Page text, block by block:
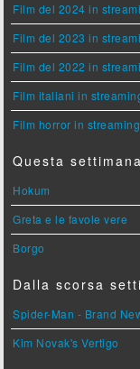
Film del 2024 in
Film del 2023 in
Film del 2022 in
Film italiani in
Film horror in streaming
Questa
Hokum
Greta e le favole vere
Borgo
Dalla scorsa
Spider-Man - Brand
Kim Novak's Vertigo